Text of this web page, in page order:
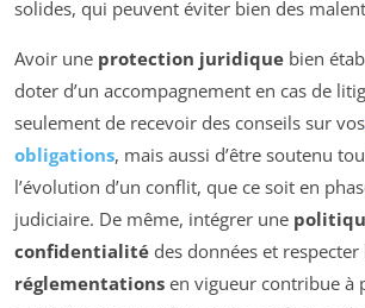
solides, qui peuvent éviter bien des
Avoir une protection juridique bien
doter d’un accompagnement en cas de
seulement de recevoir des conseils sur vos
obligations, mais aussi d’être soutenu
l’évolution d’un conflit, que ce soit en
judiciaire. De même, intégrer une
confidentialité des données et respecter
réglementations en vigueur contribue à